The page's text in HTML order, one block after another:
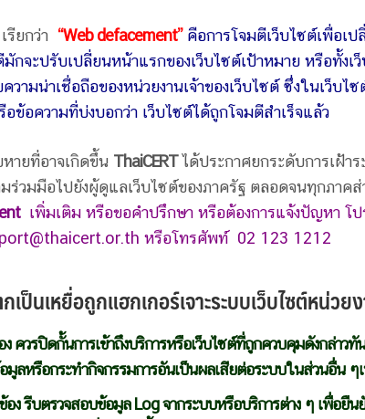
รียกว่า “Web defacement”คือการโจมตีเว็บไซต์เพื่อเ
กจะปรับเปลี่ยนหน้าแรกของเว็บไซต์เป้าหมาย หรือทั้งเ
วามน่าเชื่อถือของหน่วยงานเจ้าของเว็บไซต์ ซึ่งในเว็บไ
ข้อความที่บ่งบอกว่า เว็บไซต์ได้ถูกโจมตีสำเร็จแล้ว
ายที่อาจเกิดขึ้น ThaiCERTได้ประกาศยกระดับการเฝ้าร
ร่วมมือไปยังผู้ดูแลเว็บไซต์ของภาครัฐ ตลอดจนทุกภาคส่
เพิ่มเติม หรือขอคำปรึกษา หรือต้องการแจ้งปัญหา โป
หรือโทรศัพท์ 02 123 1212
ป็นเหยื่อถูกแฮกเกอร์เจาะระบบเว็บไซต์หน่วย
ควรปิดกั้นการเข้าถึงบริการหรือเว็บไซต์ที่ถูกควบคุมดังกล่าวทั
มูลหรือกระทำกิจกรรมการอันเป็นผลเสียต่อระบบในส่วนอื่น ๆ
ง รีบตรวจสอบข้อมูล Log จากระบบหรือบริการต่าง ๆ เพื่อยืนยั